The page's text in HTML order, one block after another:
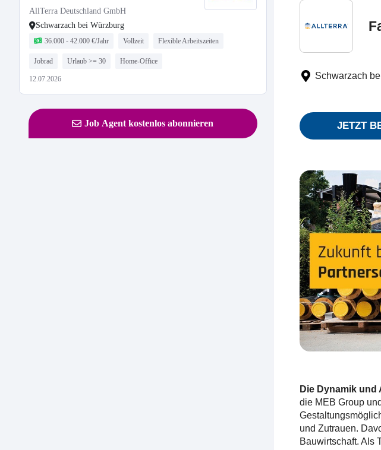
AllTerra Deutschland GmbH
Schwarzach bei Würzburg
36.000 - 42.000 €/Jahr Vollzeit Flexible Arbeitszeiten
Jobrad Urlaub >= 30 Home-Office
12.07.2026
Job Agent kostenlos abonnieren